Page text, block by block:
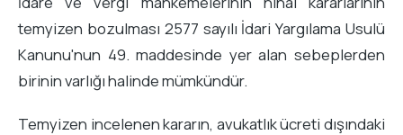
temyizen bozulması 2577 sayılı İdari Yargılama Usulü
Kanunu'nun 49. maddesinde yer alan sebeplerden
birinin varlığı halinde mümkündür.
Temyizen incelenen kararın, avukatlık ücreti dışındaki